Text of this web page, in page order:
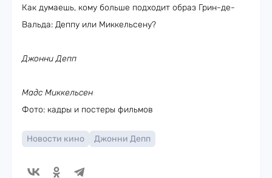
Как думаешь, кому больше подходит образ Грин-де-
Вальда: Деппу или Миккельсену?
Джонни Депп
Мадс Миккельсен
Фото: кадры и постеры фильмов
Новости кино Джонни Депп